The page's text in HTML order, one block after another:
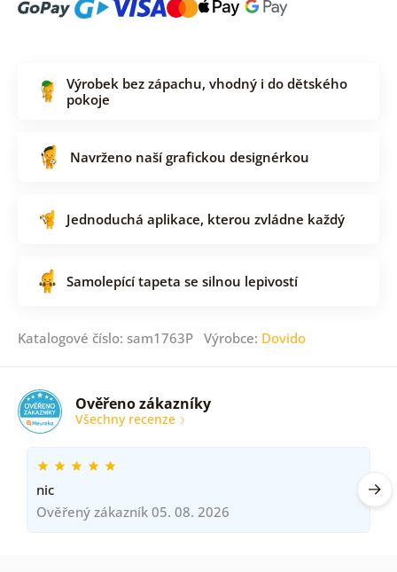
Výrobek bez zápachu, vhodný i do dětského
pokoje
Navrženo naší grafickou designérkou
Jednoduchá aplikace, kterou zvládne každý
Samolepící tapeta se silnou lepivostí
Katalogové číslo: sam1763P Výrobce: Dovido
Ověřeno zákazníky
Všechny recenze
nic
Ověřený zákazník 05. 08. 2026